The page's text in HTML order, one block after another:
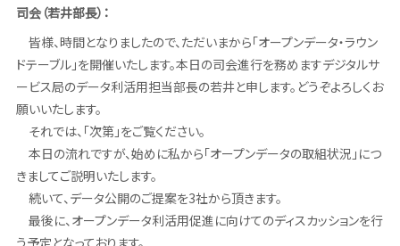
司会（若井部長）：
皆様、時間となりましたので、ただいまから「オープンデータ・ラウン
ドテーブル」を開催いたします。本日の司会進行を務めますデジタルサ
ービス局のデータ利活用担当部長の若井と申します。どうぞよろしくお
願いいたします。
それでは、「次第」をご覧ください。
本日の流れですが、始めに私から「オープンデータの取組状況」につ
きましてご説明いたします。
続いて、データ公開のご提案を3社から頂きます。
最後に、オープンデータ利活用促進に向けてのディスカッションを行
う予定となっております。